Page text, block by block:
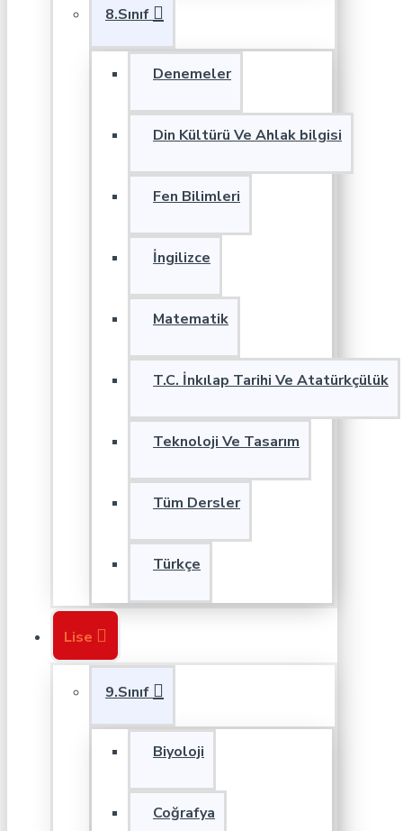
8.Sınıf
Denemeler
Din Kültürü Ve Ahlak bilgisi
Fen Bilimleri
İngilizce
Matematik
T.C. İnkılap Tarihi Ve Atatürkçülük
Teknoloji Ve Tasarım
Tüm Dersler
Türkçe
Lise
9.Sınıf
Biyoloji
Coğrafya